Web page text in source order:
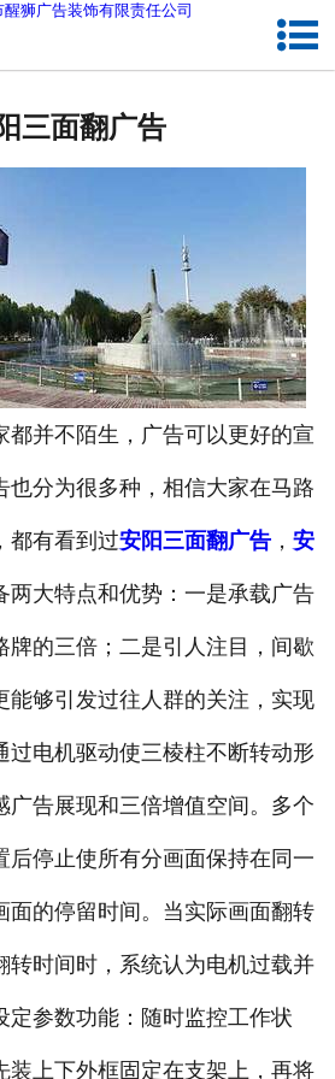
诚聘英才
三面翻广告
并不陌生，广告可以更好的宣
也分为很多种，相信大家在马路
都有看到过安阳三面翻广告， 安
两大特点和优势：一是承载广告
牌的三倍；二是引人注目，间歇
能够引发过往人群的关注，实现
过电机驱动使三棱柱不断转动形
广告展现和三倍增值空间。多个
后停止使所有分画面保持在同一
面的停留时间。当实际画面翻转
转时间时，系统认为电机过载并
定参数功能：随时监控工作状
装上下外框固定在支架上，再将